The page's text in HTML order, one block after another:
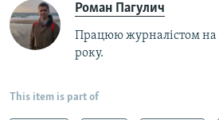
Роман Пагулич
Працюю журналістом на
року.
This item is part of